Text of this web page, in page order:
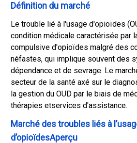
Définition du marché
Le trouble lié à l'usage d'opioïdes
condition médicale caractérisée par
compulsive d'opioïdes malgré des
néfastes, qui implique souvent des
dépendance et de sevrage. Le
secteur de la santé axé sur le
la gestion du OUD par le biais de
thérapies etservices d'assistance.
Marché des troubles liés à
d’opioïdesAperçu